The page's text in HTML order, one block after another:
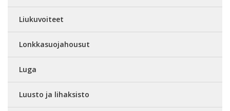
Liukuvoiteet
Lonkkasuojahousut
Luga
Luusto ja lihaksisto